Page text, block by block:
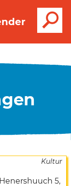
Henershuuch 5,